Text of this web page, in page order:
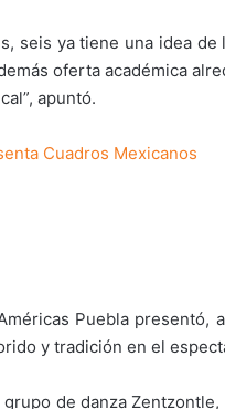
seis ya tiene una idea
oferta académica
apuntó.
Cuadros Mexicanos
Puebla
y tradición en el
de danza